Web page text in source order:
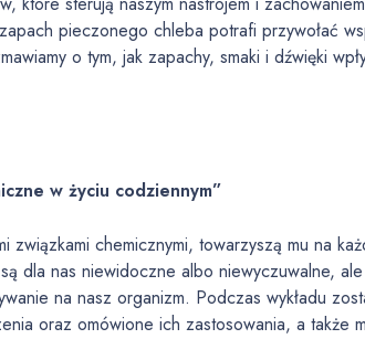
pieczonego chleba potrafi przywołać
o tym, jak zapachy, smaki i dźwięki
w życiu codziennym”
związkami chemicznymi, towarzyszą mu na
dla nas niewidoczne albo niewyczuwalne,
na nasz organizm. Podczas wykładu
oraz omówione ich zastosowania, a także